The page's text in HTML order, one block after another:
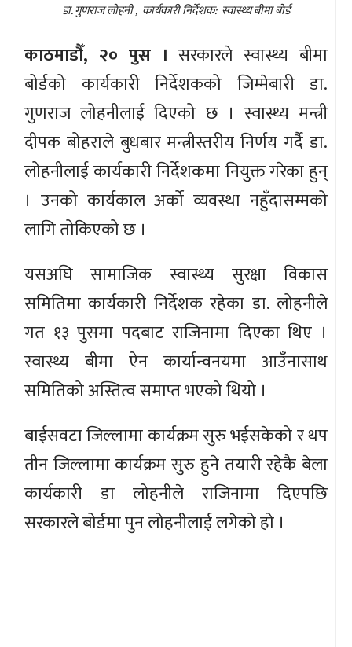
डा. गुणराज लोहनी , कार्यकारी निर्देशक: स्वास्थ्य बीमा बोर्ड
काठमाडौँ, २० पुस । सरकारले स्वास्थ्य बीमा
बोर्डको कार्यकारी निर्देशकको जिम्मेबारी डा.
गुणराज लोहनीलाई दिएको छ । स्वास्थ्य मन्त्री
दीपक बोहराले बुधबार मन्त्रीस्तरीय निर्णय गर्दै डा.
लोहनीलाई कार्यकारी निर्देशकमा नियुक्त गरेका हुन्
। उनको कार्यकाल अर्को व्यवस्था नहुँदासम्मको
लागि तोकिएको छ ।
यसअघि सामाजिक स्वास्थ्य सुरक्षा विकास
समितिमा कार्यकारी निर्देशक रहेका डा. लोहनीले
गत १३ पुसमा पदबाट राजिनामा दिएका थिए ।
स्वास्थ्य बीमा ऐन कार्यान्वनयमा आउँनासाथ
समितिको अस्तित्व समाप्त भएको थियो ।
बाईसवटा जिल्लामा कार्यक्रम सुरु भईसकेको र थप
तीन जिल्लामा कार्यक्रम सुरु हुने तयारी रहेकै बेला
कार्यकारी डा लोहनीले राजिनामा दिएपछि
सरकारले बोर्डमा पुन लोहनीलाई लगेको हो ।